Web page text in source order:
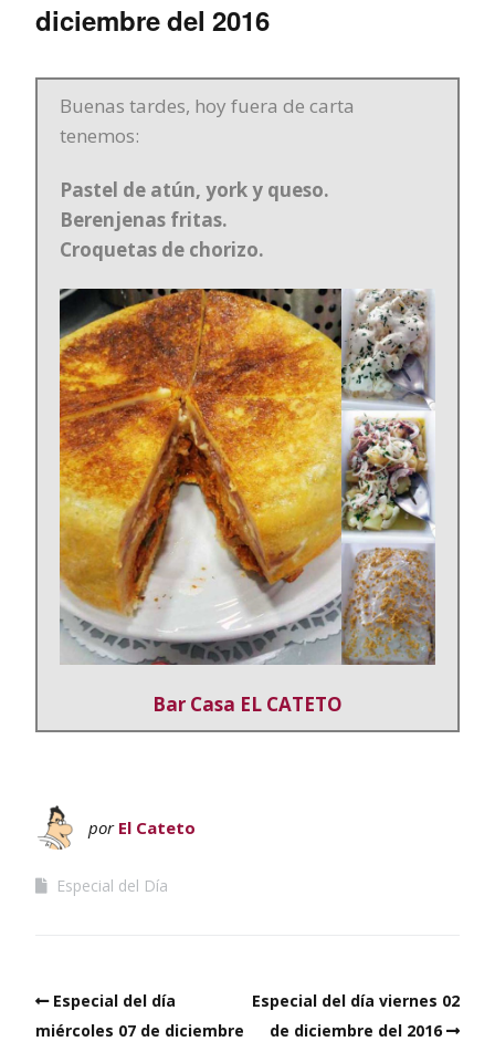
diciembre del 2016
Buenas tardes, hoy fuera de carta
tenemos:
Pastel de atún, york y queso.
Berenjenas fritas.
Croquetas de chorizo.
Bar Casa EL CATETO
por El Cateto
Especial del Día
Especial del día
miércoles 07 de diciembre
Especial del día viernes 02
de diciembre del 2016